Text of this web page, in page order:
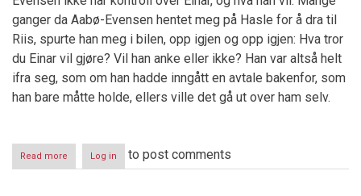
ganger da Aabø-Evensen hentet meg på Hasle for å dra til
Riis, spurte han meg i bilen, opp igjen og opp igjen: Hva tror
du Einar vil gjøre? Vil han anke eller ikke? Han var altså helt
ifra seg, som om han hadde inngått en avtale bakenfor, som
han bare måtte holde, ellers ville det gå ut over ham selv.
Read more about
Luxembourg
Log in to post comments